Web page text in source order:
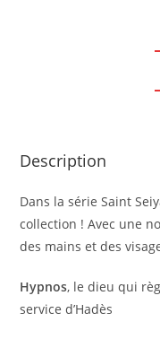
Description
Dans la série Saint
collection ! Avec une
des mains et des
Hypnos, le dieu qui
service d’Hadès